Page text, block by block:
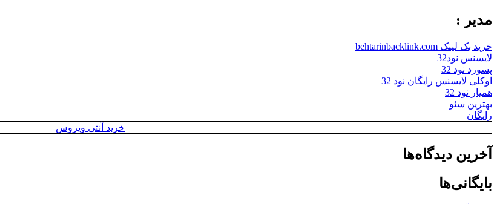
مدیر :
خرید بک لینک behtarinbacklink.com
لایسنس نود32
پسورد نود 32
اوکلی لایسنس رایگان نود 32
همیار نود 32
بهترین سئو
رایگان
خرید آنتی ویروس
آخرین دیدگاه‌ها
بایگانی‌ها